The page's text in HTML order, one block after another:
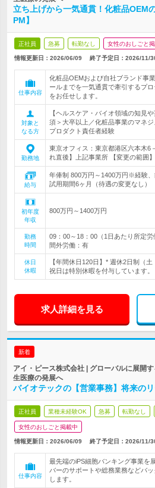
立ち上げから一気通貫！化粧品OEM
PM】
正社員 急募 転勤なし 女性のおしごと
情報更新日：2026/06/09 終了予定日： 2026/11/
仕事内容
化粧品OEMおよび自社ブランド事
ールまでを一気通貫で牽引するプ
をお任せします。
対象と
なる方
【ヘルスケア・バイオ領域の知見
須＞大卒以上／化粧品事業のマネ
プロダクト責任者経験
勤務地
東京オフィス：東京都港区六本木6
れ直後】上記事業所 【変更の範囲
給与
年俸制 800万円～1400万円※経験
試用期間6ヶ月（待遇の変更なし）
初年度
年収
800万円～1400万円
勤務
時間
09：00～18：00（1日あたり所定
間外労働：有
休日
休暇
【年間休日120日】* 週休2日制（
祝日は特別休暇を付与しています。
求人詳細を見る
新着
アイ・ピース株式会社 | グローバルに展開
生医療の発展へ
バイオテックの【営業事務】将来の
正社員 業種未経験OK 急募 転勤なし
女性のおしごと掲載中
情報更新日：2026/06/09 終了予定日： 2026/11/
仕事内容
最先端のiPS細胞バンキング事業を
バーのサポートや総務業務などバ
します。